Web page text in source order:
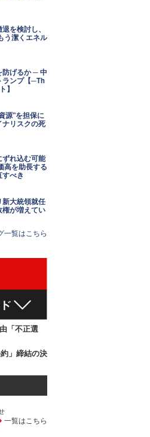
を検討し、
う潔くエネル
防げるか ─ 中
ランプ【─Th
】
源"を担保に
リスクの死
れ込む可能
高を助長する
べき
大統領就任
が増えてい
一覧はこちら
「不正選
」締結の決
一覧はこちら